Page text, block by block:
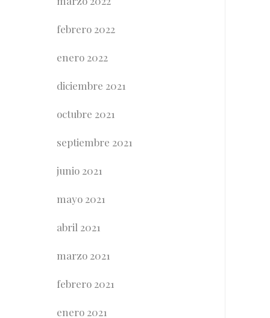
febrero 2022
enero 2022
diciembre 2021
octubre 2021
septiembre 2021
junio 2021
mayo 2021
abril 2021
marzo 2021
febrero 2021
enero 2021